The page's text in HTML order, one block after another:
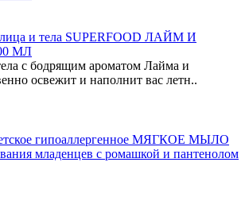
и тела SUPERFOOD ЛАЙМ И
МЛ
с бодрящим ароматом Лайма и
освежит и наполнит вас летн..